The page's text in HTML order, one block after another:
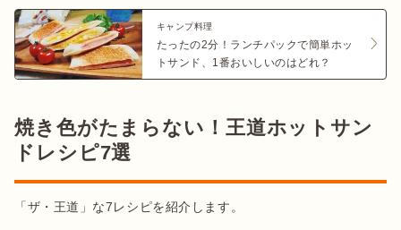
キャンプ料理
たったの2分！ランチパックで簡単ホッ
トサンド、1番おいしいのはどれ？
焼き色がたまらない！王道ホットサン
ドレシピ7選
「ザ・王道」な7レシピを紹介します。